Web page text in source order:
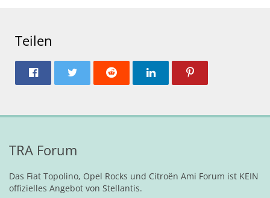
Teilen
TRA Forum
Das Fiat Topolino, Opel Rocks und Citroën Ami Forum ist KEIN
offizielles Angebot von Stellantis.